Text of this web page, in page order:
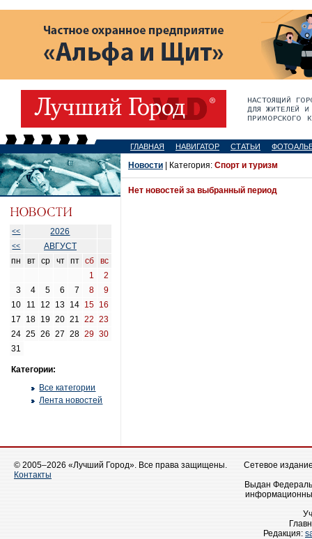
ГЛАВНАЯ НАВИГАТОР СТАТЬИ
<< 2026
<<
АВГУСТ
пн
вт ср чт пт сб
вс
1
2
3
4 5 6 7 8
9
10
11 12 13 14 15 16
17
18 19 20 21 22
23
24 25 26 27 28 29 30
31
Категории:
Все категории
Лента новостей
Новости | Категория: Спорт и туризм
Нет новостей за выбранный период
© 2005–2026 «Лучший Город». Все права защищены.
Контакты
Сетевое
Выдан
Редакция: